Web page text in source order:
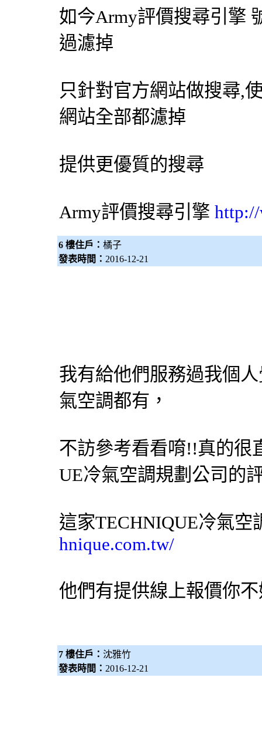
如今Army評價搜尋引擎
過濾掉
只針對官方網站做搜尋,
網站全部都濾掉
提供更優質的搜尋
Army評價搜尋引擎
6 樓住戶： 橘子
發表時間： 2016-12-21
我有給他們服務過我個
氣空調都有，
不訪參考看看唷!!真的很
UE冷氣空調規劃公司的
這家TECHNIQUE冷氣空
hnique.com.tw/
他們有提供線上報價你
7 樓住戶： 沈雅竹
發表時間： 2016-12-21